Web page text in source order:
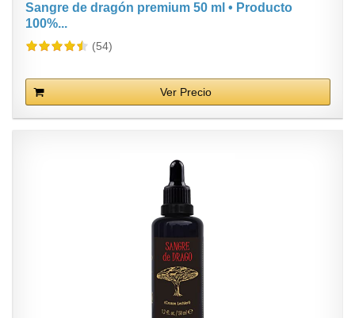
Sangre de dragón premium 50 ml • Producto
100%...
(54)
Ver Precio